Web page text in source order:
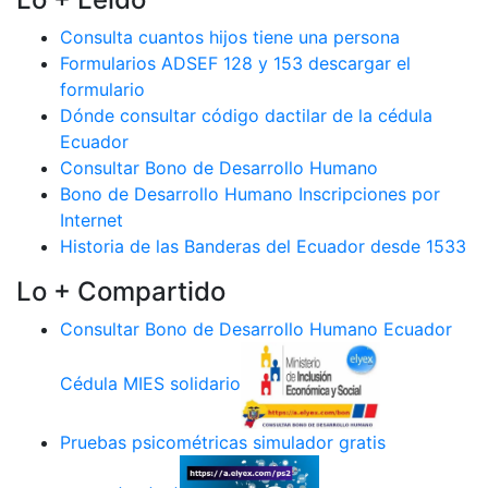
Consulta cuantos hijos tiene una persona
Formularios ADSEF 128 y 153 descargar el
formulario
Dónde consultar código dactilar de la cédula
Ecuador
Consultar Bono de Desarrollo Humano
Bono de Desarrollo Humano Inscripciones por
Internet
Historia de las Banderas del Ecuador desde 1533
Lo + Compartido
Consultar Bono de Desarrollo Humano Ecuador
Cédula MIES solidario
Pruebas psicométricas simulador gratis